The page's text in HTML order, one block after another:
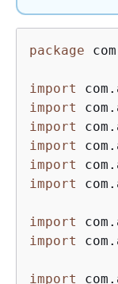
package
import
import
import
import
import
import
import
import
import